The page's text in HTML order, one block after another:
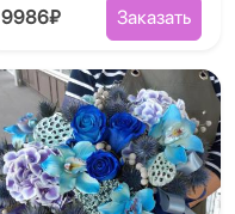
9986₽ Заказать